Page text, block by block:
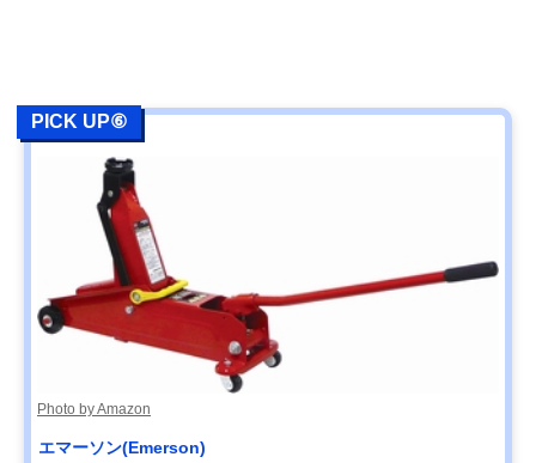
PICK UP⑥
Photo by Amazon
エマーソン(Emerson)